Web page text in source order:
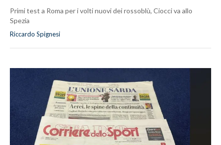
Primi test a Roma per i volti nuovi dei rossoblù, Ciocci va allo
Spezia
Riccardo Spignesi